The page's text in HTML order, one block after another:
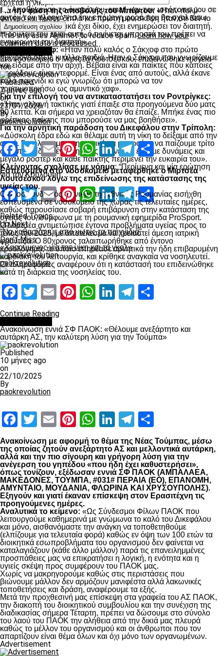
έρχεται η νίκη».
Για την φάση της αποβολής του Μπέρτου:«Ηταν πολύ
φανερό και ήμουν δίπλα και πρώτη μου σκέψη ήταν ότι δεν το
είδε ο τέταρτος. Τελικά έχει δίκιο, έχει ενημερώσει τον διαιτητή.
Η δουλειά του είναι αυτή, ό,τι γίνεται μπροστά του πρέπει να
ενημερώνει τον διαιτητή».
Για τον Σάκχοφ:«Ηταν πολύ καλός ο Σάκχοφ στο πρώτο
ημίχρονο όπως κι άλλα παιδιά. Ηταν ο Σάκχοφ που γνωρίζουμε
και είδαμε από την αρχή. Βέβαια είναι και παίκτες που κάποιες
περιόδους είναι ντεφορμέ. Είναι ένας από αυτούς, αλλά έκανε
καλό παιχνίδι κι εγώ γνωρίζω ότι μπορώ να τον
χρησιμοποιήσω ως αμυντικό χαφ».
Για την επιλογή του να αντικαταστατήσει τον Ροντρίγκες:
«Ήταν αλλαγή τακτικής γιατί έπαιξε στα προηγούμενα δύο ματς
90 λεπτα. Και σήμερα να χρειαζόταν θα έπαίζε. Μπήκε ένας πιο
φρέσκος παίκτης που μπορούσε να μας βοηθήσει».
Για την αρνητική παράδοση του Δικεφάλου στην Τρίπολη:
«Δύσκολη έδρα εδώ και θέλαμε αυτή τη νίκη το δείξαμε από την
αρχή. Για όλους μας σημαντικό να μπορούμε να παίζουμε τρίτο
σερί παιχνίδι με ένταση. Μας δείχνει ότι έχουμε δυνάμεις και
μεγαλο ρόστερ και κάθε παίκτης περιμένει την ευκαιρία του».
Kλείνοντας σχολίασε με νόημα: “Περίμενα και μία ερώτηση
για τον Κουλούρη…”
Facebook
Twitter
EmailPinterest
WhatsApp
LinkedIn
Telegram
Related Topics:
Up Next
“Να καθαρίζουμε από νωρίς τα παιχνίδια”
Don't Miss
«Χαρούμενος για την νίκη και τα γκολ»
paokrevolution
Αποθήκευσε το όνομά μου, email, και τον ιστότοπο μου σε
αυτόν τον πλοηγό για την επόμενη φορά που θα σχολιάσω.
This site uses Akismet to reduce spam.Learn how your
comment data is processed.
Στο νοσοκομείο ο Μιρτσέα Λουτσέσκου, επιδεινώθηκε η υγεία
του
Published
7 μήνες ago
on
23/01/2026
By
paokrevolution
Facebook
Twitter
EmailPinterest
WhatsApp
LinkedIn
Telegram
Εσπευσμένα στο νοσοκομείο μεταφέρθηκε ο Μιρτσέα
Λουτσέσκου λόγω της επιδείνωσης της κατάστασης της
υγείας του.
Ο ομοσπονδιακός τεχνικός της εθνικής Ρουμανίας εισήχθη
εσπευσμένα σε νοσοκομείο της χώρας τις τελευταίες ημέρες,
καθώς παρουσίασε σοβαρή επιβάρυνση στην κατάσταση της
υγείας του, σύμφωνα με τη ρουμανική εφημερίδα ProSport.
Ο Μιρτσέα αντιμετώπισε έντονα προβλήματα υγείας προς το
τέλος του 2025, με αποτέλεσμα να χρειαστεί άμεση ιατρική
φροντίδα. Ο 80χρονος ταλαιπωρήθηκε από έντονο
κρυολόγημα, το οποίο επηρέασε αρνητικά την ήδη επιβαρυμένη
καρδιακή του λειτουργία, και κρίθηκε αναγκαία να νοσηλευτεί.
Οι πληροφορίες αναφέρουν ότι η κατάστασή του επιδεινώθηκε
κατά τη διάρκεια της νοσηλείας του.
Facebook
Twitter
EmailPinterest
WhatsApp
LinkedIn
Telegram
Continue Reading
Ανακοίνωση εννιά ΣΦ ΠΑΟΚ: «Θέλουμε ανεξάρτητο και
αυτάρκη ΑΣ, την καλύτερη λύση για την Τούμπα»
Published
10 μήνες ago
on
22/10/2025
By
paokrevolution
Facebook
Twitter
EmailPinterest
WhatsApp
LinkedIn
Telegram
Ανακοίνωση με αφορμή το θέμα της Νέας Τούμπας, μέσω
της οποίας ζητούν ανεξάρτητο ΑΣ και μελλοντικά αυτάρκη,
αλλά και την πιο σίγουρη και γρήγορη λύση για την
ανέγερση του γηπέδου «που ήδη έχει καθυστερήσει»,
όπως τονίζουν, εξέδωσαν εννιά ΣΦ ΠΑΟΚ (ΑΜΠΑΛΑΕΑ,
ΜΑΚΕΔΟΝΕΣ, ΤΟΥΜΠΑ, #031# ΠΕΡΑΙΑ (ΕΟ), ΕΠΑΝΟΜΗ,
ΑΜΥΝΤΑΙΟ, ΜΟΥΔΑΝΙΑ, ΦΛΩΡΙΝΑ ΚΑΙ ΧΡΥΣΟΥΠΟΛΗΣ).
Εξηγούν και γιατί έκαναν επίσκεψη στον Ερασιτέχνη τις
προηγούμενες ημέρες.
Αναλυτικά το κείμενο: «Ως Σύνδεσμοι Φίλων ΠΑΟΚ που
λειτουργούμε καθημερινά με γνώμωνα το καλό του Δικεφάλου
και μόνο, αισθανόμαστε την ανάγκη να τοποθετηθούμε
(ελπίζουμε για τελευταία φορά) καθώς εν όψη των 100 ετών τα
διοικητικά εσωπροβλήματα του οργανισμού δεν φαίνεται να
καταλαγιάζουν (κάθε άλλο μάλλον) παρά τις επανειλημμένες
προσπάθειες μας να επικρατήσει η λογική, η ενότητα και η
υγιείς σκέψη προς συμφέρουν του ΠΑΟΚ μας.
Χωρίς να μακρηγορούμε καθώς στις περιστάσεις που
βιώνουμε μάλλον δεν αρμόζουν μανιφέστα αλλά λακωνικές
τοποθετήσεις και δράση, αναφέρουμε τα εξής.
Μετά την προχθεσινή μας επίσκεψη στα γραφεία του ΑΣ ΠΑΟΚ,
την διακοπή του διοικητικού συμβουλίου και την συνέχιση της
διαδικασίας σήμερα Τέταρτη, πρέπει να δώσουμε στο σύνολο
του λαού του ΠΑΟΚ την αλήθεια από την δικιά μας πλευρά
καθώς το μέλλον του οργανισμού και οι άνθρωποι που τον
απαρτίζουν είναι θέμα όλων και όχι μόνο των οργανωμένων.
Advertisement